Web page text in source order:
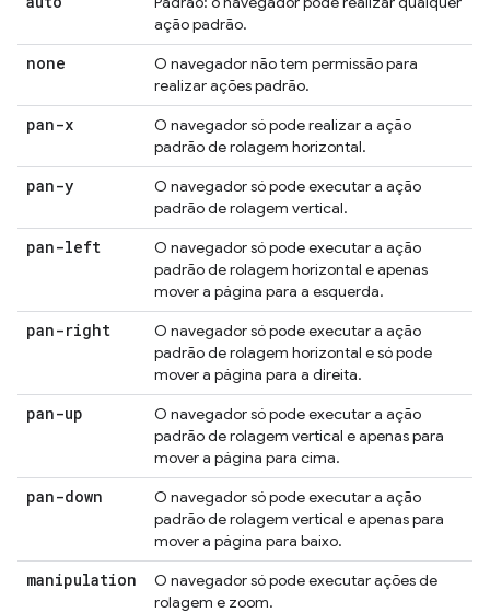
ação padrão.
none
O navegador não tem permissão para
realizar ações padrão.
pan-x
O navegador só pode realizar a ação
padrão de rolagem horizontal.
pan-y
O navegador só pode executar a ação
padrão de rolagem vertical.
pan-left
O navegador só pode executar a ação
padrão de rolagem horizontal e apenas
mover a página para a esquerda.
pan-right
O navegador só pode executar a ação
padrão de rolagem horizontal e só pode
mover a página para a direita.
pan-up
O navegador só pode executar a ação
padrão de rolagem vertical e apenas para
mover a página para cima.
pan-down
O navegador só pode executar a ação
padrão de rolagem vertical e apenas para
mover a página para baixo.
manipulation
O navegador só pode executar ações de
rolagem e zoom.